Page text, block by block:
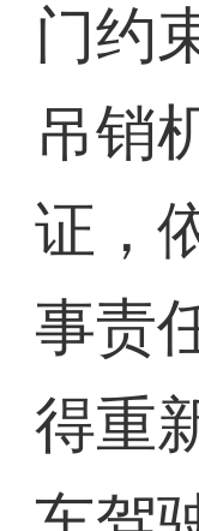
门约
吊销
证，
事责
得重